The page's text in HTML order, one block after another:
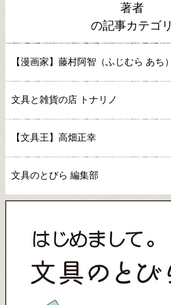
著者
の記事カテゴリ
【漫画家】藤村阿智（ふじむら あち）
文具と雑貨の店 トナリノ
【文具王】高畑正幸
文具のとびら 編集部